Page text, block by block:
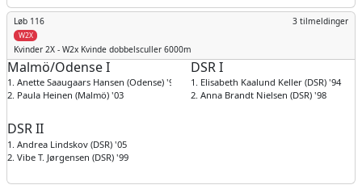
Løb 116 3 tilmeldinger
W2X
Kvinder 2X - W2x Kvinde dobbelsculler 6000m
Malmö/Odense I
1. Anette Saaugaars Hansen (Odense) '99
2. Paula Heinen (Malmö) '03
DSR I
1. Elisabeth Kaalund Keller (DSR) '94
2. Anna Brandt Nielsen (DSR) '98
DSR II
1. Andrea Lindskov (DSR) '05
2. Vibe T. Jørgensen (DSR) '99